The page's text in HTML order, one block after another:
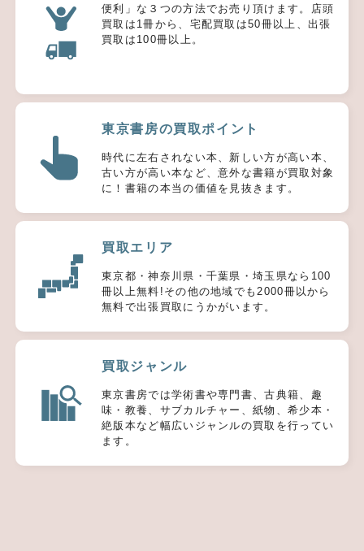
便利」な３つの方法でお売り頂けます。店頭
買取は1冊から、宅配買取は50冊以上、出張
買取は100冊以上。
東京書房の買取ポイント
時代に左右されない本、新しい方が高い本、
古い方が高い本など、意外な書籍が買取対象
に！書籍の本当の価値を見抜きます。
買取エリア
東京都・神奈川県・千葉県・埼玉県なら100
冊以上無料!その他の地域でも2000冊以から
無料で出張買取にうかがいます。
買取ジャンル
東京書房では学術書や専門書、古典籍、趣
味・教養、サブカルチャー、紙物、希少本・
絶版本など幅広いジャンルの買取を行ってい
ます。